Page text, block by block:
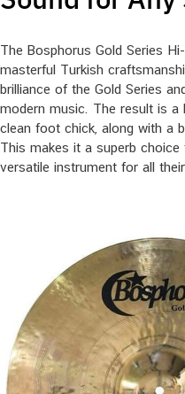
The Bosphorus Gold Series
masterful Turkish
brilliance of the Gold Series
modern music. The result is a
clean foot chick, along with a
This makes it a superb
versatile instrument for all